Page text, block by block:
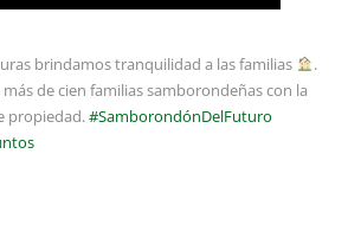
brindamos tranquilidad a las familias
.
de cien familias samborondeñas con la
propiedad.#SamborondónDelFuturo